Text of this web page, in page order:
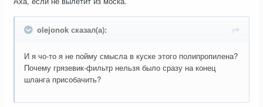
olejonok сказал(а):
И я чо-то я не пойму смысла в куске этого полипропилена?
Почему грязевик-фильтр нельзя было сразу на конец
шланга присобачить?